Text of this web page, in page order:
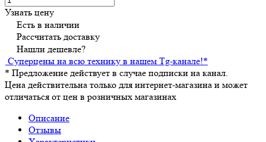
Узнать цену
Есть в наличии
Рассчитать доставку
Нашли дешевле?
Суперцены на всю технику в нашем Tg-канале!*
* Предложение действует в случае подписки на канал.
Цена действительна только для интернет-магазина и может
отличаться от цен в розничных магазинах
Описание
Отзывы